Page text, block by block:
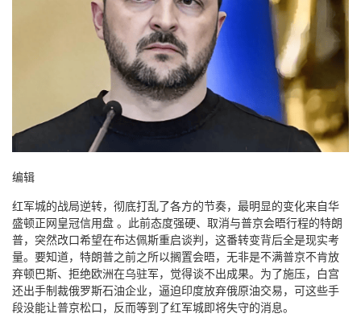
编辑
红军城的战局逆转，彻底打乱了各方的节奏，最明显的变化来自华
盛顿正网皇冠信用盘 。此前态度强硬、取消与普京会晤行程的特朗
普，突然改口希望在布达佩斯重启谈判，这番转变背后全是现实考
量。要知道，特朗普之前之所以搁置会晤，无非是不满普京不肯放
弃顿巴斯、拒绝欧洲在乌驻军，觉得谈不出成果。为了施压，白宫
还出手制裁俄罗斯石油企业，逼迫印度放弃俄原油交易，可这些手
段没能让普京松口，反而等到了红军城即将失守的消息。